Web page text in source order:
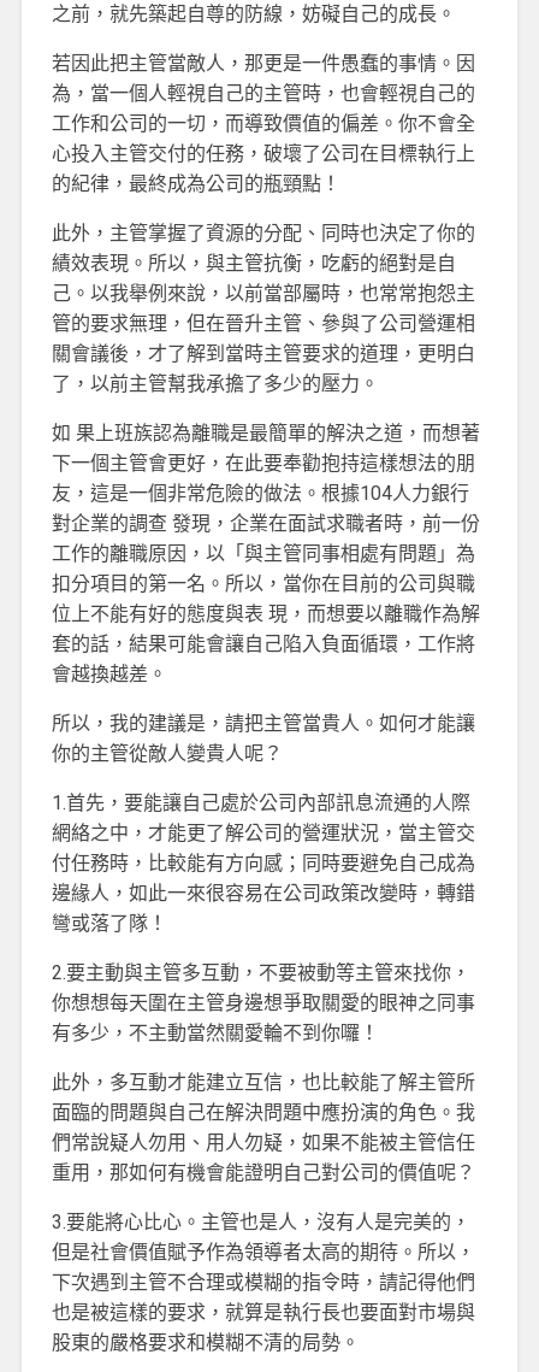
之前，就先築起自尊的防線，妨礙自己的成長。
若因此把主管當敵人，那更是一件愚蠢的事情。因
為，當一個人輕視自己的主管時，也會輕視自己的
工作和公司的一切，而導致價值的偏差。你不會全
心投入主管交付的任務，破壞了公司在目標執行上
的紀律，最終成為公司的瓶頸點！
此外，主管掌握了資源的分配、同時也決定了你的
績效表現。所以，與主管抗衡，吃虧的絕對是自
己。以我舉例來說，以前當部屬時，也常常抱怨主
管的要求無理，但在晉升主管、參與了公司營運相
關會議後，才了解到當時主管要求的道理，更明白
了，以前主管幫我承擔了多少的壓力。
如 果上班族認為離職是最簡單的解決之道，而想著
下一個主管會更好，在此要奉勸抱持這樣想法的朋
友，這是一個非常危險的做法。根據104人力銀行
對企業的調查 發現，企業在面試求職者時，前一份
工作的離職原因，以「與主管同事相處有問題」為
扣分項目的第一名。所以，當你在目前的公司與職
位上不能有好的態度與表 現，而想要以離職作為解
套的話，結果可能會讓自己陷入負面循環，工作將
會越換越差。
所以，我的建議是，請把主管當貴人。如何才能讓
你的主管從敵人變貴人呢？
1.首先，要能讓自己處於公司內部訊息流通的人際
網絡之中，才能更了解公司的營運狀況，當主管交
付任務時，比較能有方向感；同時要避免自己成為
邊緣人，如此一來很容易在公司政策改變時，轉錯
彎或落了隊！
2.要主動與主管多互動，不要被動等主管來找你，
你想想每天圍在主管身邊想爭取關愛的眼神之同事
有多少，不主動當然關愛輪不到你囉！
此外，多互動才能建立互信，也比較能了解主管所
面臨的問題與自己在解決問題中應扮演的角色。我
們常說疑人勿用、用人勿疑，如果不能被主管信任
重用，那如何有機會能證明自己對公司的價值呢？
3.要能將心比心。主管也是人，沒有人是完美的，
但是社會價值賦予作為領導者太高的期待。所以，
下次遇到主管不合理或模糊的指令時，請記得他們
也是被這樣的要求，就算是執行長也要面對市場與
股東的嚴格要求和模糊不清的局勢。